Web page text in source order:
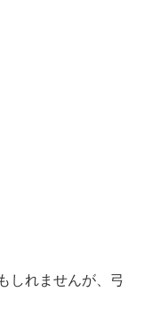
しれませんが、弓